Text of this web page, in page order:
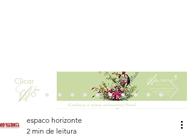
Clicar
espaco horizonte
2 min de leitura